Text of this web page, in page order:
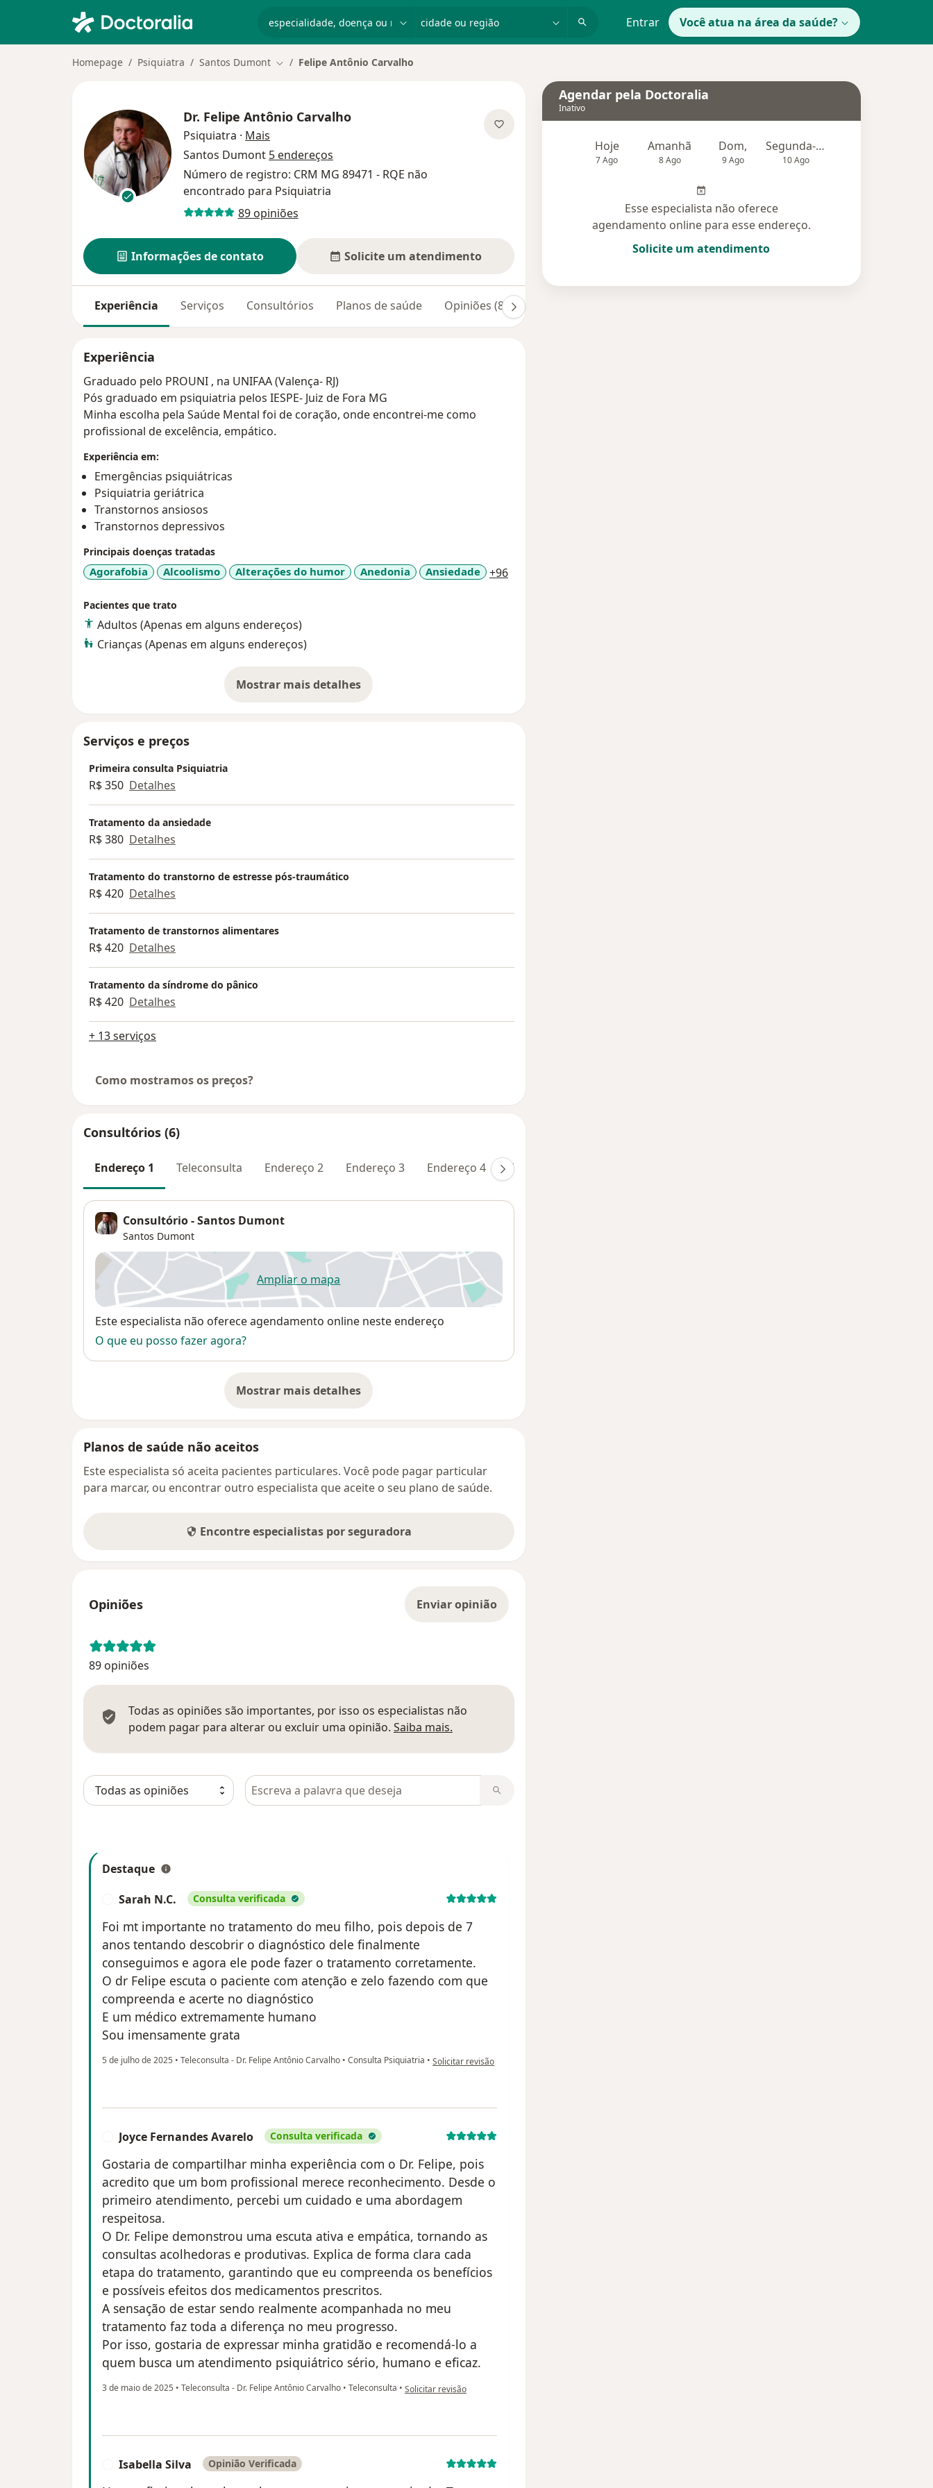
Entrar Você atua na área da saúde?
Homepage Psiquiatra Santos Dumont Mudar de cidade
Felipe Antônio Carvalho
Dr. Felipe Antônio Carvalho
Psiquiatra · Mais
Santos Dumont 5 endereços
Número de registro: CRM MG 89471 - RQE não
encontrado para Psiquiatria
89 opiniões
Informações de contato Solicite um atendimento
Experiência Serviços Consultórios Planos de saúde Opiniões (89)
Experiência
Graduado pelo PROUNI , na UNIFAA (Valença- RJ)
Pós graduado em psiquiatria pelos IESPE- Juiz de Fora MG
Minha escolha pela Saúde Mental foi de coração, onde encontrei-me como
profissional de excelência, empático.
Experiência em:
Emergências psiquiátricas
Psiquiatria geriátrica
Transtornos ansiosos
Transtornos depressivos
Principais doenças tratadas
Agorafobia Alcoolismo Alterações do humor Anedonia Ansiedade +96a11y_sr_more_diseases
Pacientes que trato
Adultos (Apenas em alguns endereços)
Crianças (Apenas em alguns endereços)
Mostrar mais detalhes
sobre a experiência
Serviços e preços
Primeira consulta Psiquiatria
R$ 350 Detalhes
Tratamento da ansiedade
R$ 380 Detalhes
Tratamento do transtorno de estresse pós-traumático
R$ 420 Detalhes
Tratamento de transtornos alimentares
R$ 420 Detalhes
Tratamento da síndrome do pânico
R$ 420 Detalhes
+ 13 serviços
Como mostramos os preços?
Consultórios (6)
Endereço 1 Teleconsulta Endereço 2 Endereço 3 Endereço 4 Endereço 5
Consultório - Santos Dumont
Santos Dumont
Ampliar o mapaabre num novo separador
Disponibilidade
Este especialista não oferece agendamento online neste endereço
O que eu posso fazer agora?
Mostrar mais detalhes
sobre o endereço
Planos de saúde não aceitos
Este especialista só aceita pacientes particulares. Você pode pagar particular
para marcar, ou encontrar outro especialista que aceite o seu plano de saúde.
Encontre especialistas por seguradora
Opiniões Enviar opinião
89 opiniões
Todas as opiniões são importantes, por isso os especialistas não
podem pagar para alterar ou excluir uma opinião. Saiba mais.
Pesquisar em opiniões
Destaque
Sarah N.C. Consulta verificada
Foi mt importante no tratamento do meu filho, pois depois de 7
anos tentando descobrir o diagnóstico dele finalmente
conseguimos e agora ele pode fazer o tratamento corretamente.
O dr Felipe escuta o paciente com atenção e zelo fazendo com que
compreenda e acerte no diagnóstico
E um médico extremamente humano
Sou imensamente grata
5 de julho de 2025 • Teleconsulta - Dr. Felipe Antônio Carvalho • Consulta Psiquiatria • na opinião do utilizador Sarah N.C.
Solicitar revisão
Joyce Fernandes Avarelo Consulta verificada
Gostaria de compartilhar minha experiência com o Dr. Felipe, pois
acredito que um bom profissional merece reconhecimento. Desde o
primeiro atendimento, percebi um cuidado e uma abordagem
respeitosa.
O Dr. Felipe demonstrou uma escuta ativa e empática, tornando as
consultas acolhedoras e produtivas. Explica de forma clara cada
etapa do tratamento, garantindo que eu compreenda os benefícios
e possíveis efeitos dos medicamentos prescritos.
A sensação de estar sendo realmente acompanhada no meu
tratamento faz toda a diferença no meu progresso.
Por isso, gostaria de expressar minha gratidão e recomendá-lo a
quem busca um atendimento psiquiátrico sério, humano e eficaz.
3 de maio de 2025 • Teleconsulta - Dr. Felipe Antônio Carvalho • Teleconsulta • na opinião do utilizador Joyce Fernandes Avarelo
Solicitar revisão
Isabella Silva Opinião Verificada
Agendar pela Doctoralia
Inativo
Hoje
7 Ago
Amanhã
8 Ago
Dom,
9 Ago
Segunda-feira
10 Ago
Esse especialista não oferece
agendamento online para esse endereço.
Solicite um atendimento